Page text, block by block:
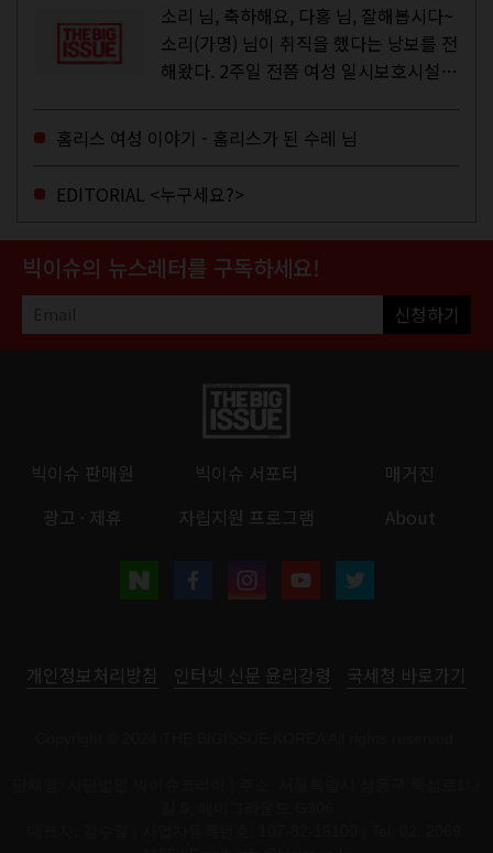
소리 님, 축하해요, 다홍 님, 잘해봅시다~
소리(가명) 님이 취직을 했다는 낭보를 전
해왔다. 2주일 전쯤 여성 일시보호시설에
고, 저 오늘이 마지막이에요, 이렇게 인사
를 하고 가셨던...
홈리스 여성 이야기 - 홈리스가 된 수레 님
EDITORIAL <누구세요?>
빅이슈의 뉴스레터를 구독하세요!
신청하기
빅이슈 판매원 빅이슈 서포터
매거진
광고 · 제휴
자립지원 프로그램 About
개인정보처리방침 인터넷 신문 윤리강령 국세청 바로가기